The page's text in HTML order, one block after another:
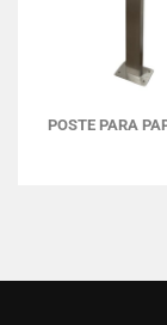
POSTE PARA